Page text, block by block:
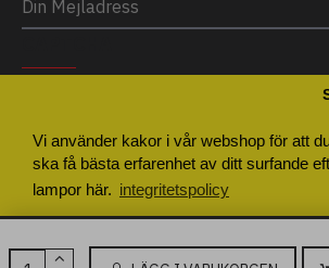
Vi använder kakor i vår webshop för att
ska få bästa erfarenhet av ditt surfande
lampor här. integritetspolicy
Inställningar Godkänn Alla